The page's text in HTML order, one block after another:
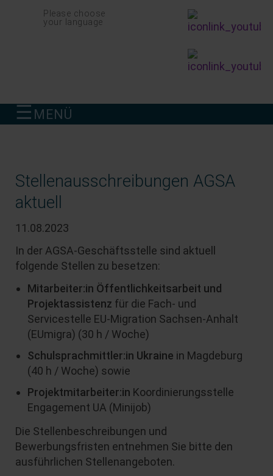
Navigation
überspringenPlease choose
your language
☰ MENÜ
Stellenausschreibungen AGSA
aktuell
11.08.2023
In der AGSA-Geschäftsstelle sind aktuell
folgende Stellen zu besetzen:
Mitarbeiter:in Öffentlichkeitsarbeit und
Projektassistenz für die Fach- und
Servicestelle EU-Migration Sachsen-Anhalt
(EUmigra) (30 h / Woche)
Schulsprachmittler:in Ukraine in Magdeburg
(40 h / Woche) sowie
Projektmitarbeiter:in Koordinierungsstelle
Engagement UA (Minijob)
Die Stellenbeschreibungen und
Bewerbungsfristen entnehmen Sie bitte den
ausführlichen Stellenangeboten.